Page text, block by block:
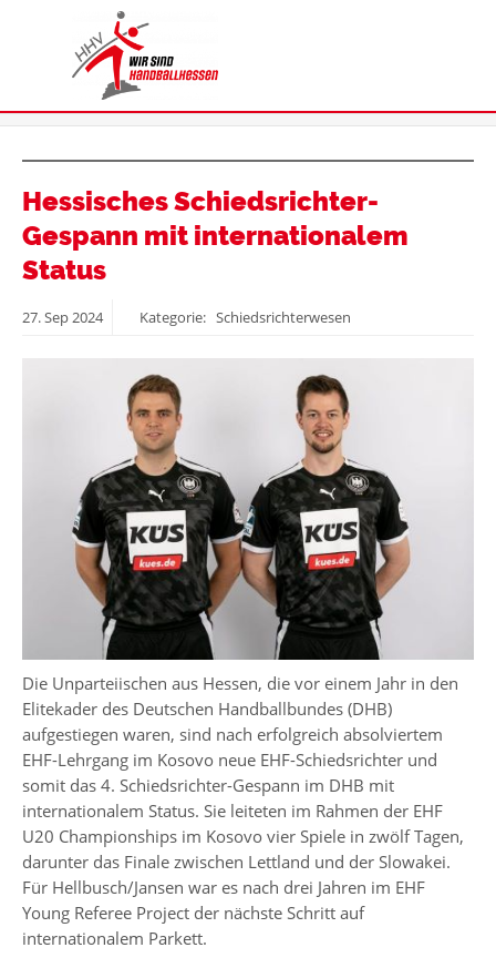
Hessisches Schiedsrichter-
Gespann mit internationalem
Status
27.Sep2024 Kategorie: Schiedsrichterwesen
Die Unparteiischen aus Hessen, die vor einem Jahr in den
Elitekader des Deutschen Handballbundes (DHB)
aufgestiegen waren, sind nach erfolgreich absolviertem
EHF-Lehrgang im Kosovo neue EHF-Schiedsrichter und
somit das 4. Schiedsrichter-Gespann im DHB mit
internationalem Status. Sie leiteten im Rahmen der EHF
U20 Championships im Kosovo vier Spiele in zwölf Tagen,
darunter das Finale zwischen Lettland und der Slowakei.
Für Hellbusch/Jansen war es nach drei Jahren im EHF
Young Referee Project der nächste Schritt auf
internationalem Parkett.